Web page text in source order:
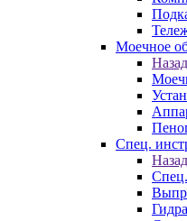
Моечное
Назад
Спец.
Назад